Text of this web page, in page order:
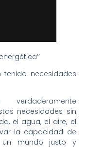
tenido necesidades
necesidades sin
el agua, el aire, el
la capacidad de
un mundo justo y